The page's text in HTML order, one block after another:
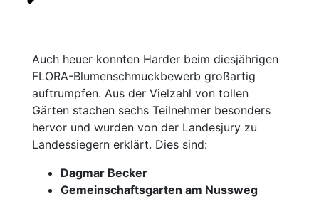
Auch heuer konnten Harder beim diesjährigen
FLORA-Blumenschmuckbewerb großartig
auftrumpfen. Aus der Vielzahl von tollen
Gärten stachen sechs Teilnehmer besonders
hervor und wurden von der Landesjury zu
Landessiegern erklärt. Dies sind:
Dagmar Becker
Gemeinschaftsgarten am Nussweg